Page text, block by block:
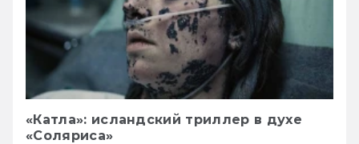
«Катла»: исландский триллер в духе
«Соляриса»